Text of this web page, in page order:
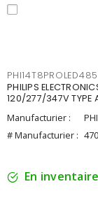
PHILIPS
120/277/347V TYPE
Manufacturier :
# Manufacturier :
En inventaire